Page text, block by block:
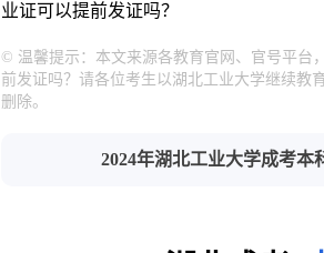
业证可以提前发证吗？
© 温馨提示：本文来源各教育官网、官号平台
前发证吗？请各位考生以湖北工业大学继续教
删除。
2024年湖北工业大学成考本